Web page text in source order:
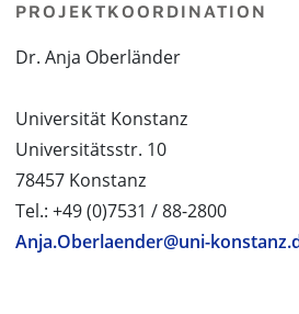
PROJEKTKOORDINATION
Dr. Anja Oberländer
Universität Konstanz
Universitätsstr. 10
78457 Konstanz
Tel.: +49 (0)7531 / 88-2800
Anja.Oberlaender@uni-